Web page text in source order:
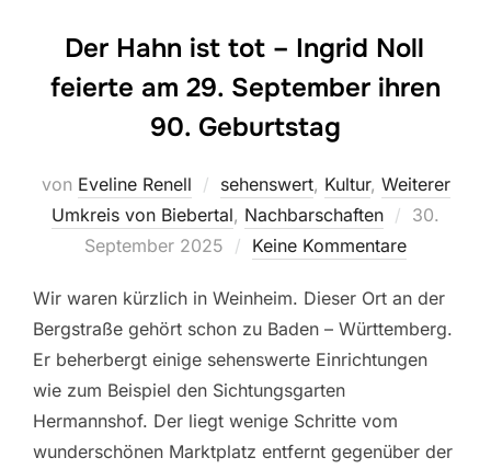
Der Hahn ist tot – Ingrid Noll
feierte am 29. September ihren
90. Geburtstag
von Eveline Renell sehenswert, Kultur, Weiterer
Umkreis von Biebertal, Nachbarschaften
30.
September 2025
Keine Kommentare
Wir waren kürzlich in Weinheim. Dieser Ort an der
Bergstraße gehört schon zu Baden – Württemberg.
Er beherbergt einige sehenswerte Einrichtungen
wie zum Beispiel den Sichtungsgarten
Hermannshof. Der liegt wenige Schritte vom
wunderschönen Marktplatz entfernt gegenüber der